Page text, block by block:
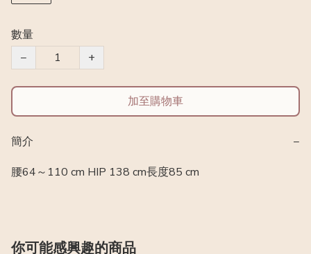
數量
−
+
加至購物車
簡介
−
腰64～110 cm HIP 138 cm長度85 cm
你可能感興趣的商品